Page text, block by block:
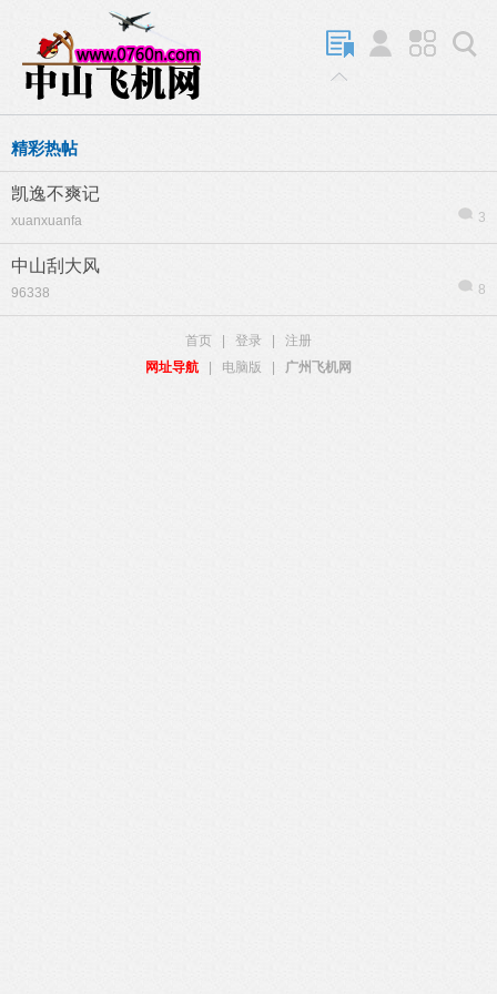
精彩热帖
凯逸不爽记
xuanxuanfa 3
中山刮大风
96338 8
首页 登录
注册
网址导航
电脑版 广州飞机网